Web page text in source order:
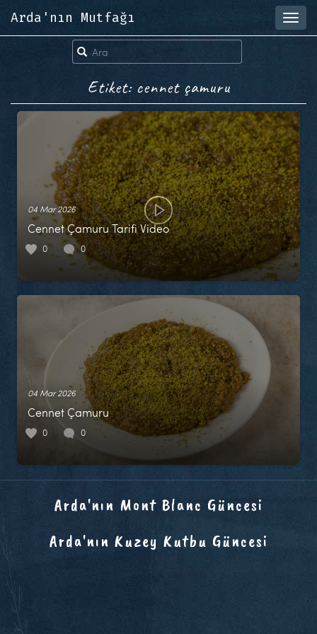
Arda'nın Mutfağı
Etiket: cennet çamuru
04 Mar 2026
Cennet Çamuru Tarifi Video
0 0
04 Mar 2026
Cennet Çamuru
0 0
Arda'nın Mont Blanc Güncesi
Arda'nın Kuzey Kutbu Güncesi